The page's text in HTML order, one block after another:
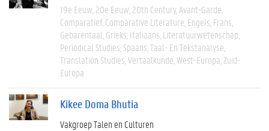
19e Eeuw 20e Eeuw 20th Century Avant-Garde
Comparatief Comparative Literature Engels Frans
Gebarentaal Grieks Italiaans Literatuurwetenschap
Periodical Studies Spaans Taal- En Tekstanalyse
Translation Studies Vertaalkunde West-Europa Zuid-
Europa
Kikee Doma Bhutia
Vakgroep Talen en Culturen